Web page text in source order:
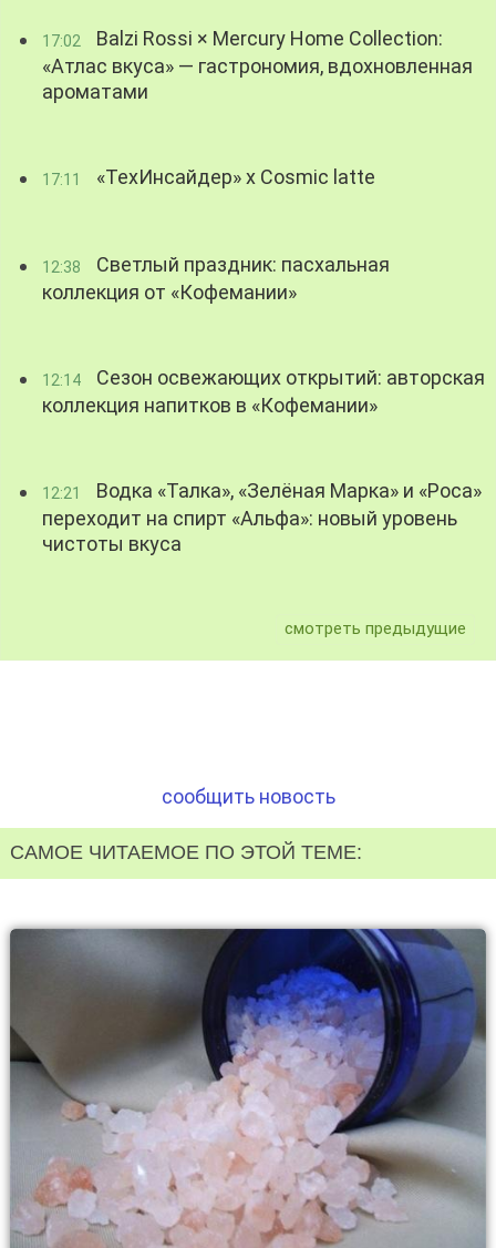
17:02
Balzi Rossi × Mercury Home Collection:
«Атлас вкуса» — гастрономия, вдохновленная
ароматами
17:11 «ТехИнсайдер» х Cosmic latte
12:38
Светлый праздник: пасхальная
коллекция от «Кофемании»
12:14
Сезон освежающих открытий: авторская
коллекция напитков в «Кофемании»
12:21
Водка «Талка», «Зелёная Марка» и «Роса»
переходит на спирт «Альфа»: новый уровень
чистоты вкуса
смотреть предыдущие
сообщить новость
САМОЕ ЧИТАЕМОЕ ПО ЭТОЙ ТЕМЕ: